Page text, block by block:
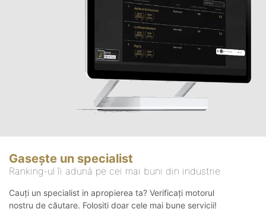
Gasește un specialist
Ranking-ul îi adună pe cei mai buni din industrie
Cauți un specialist in apropierea ta? Verificați motorul
nostru de căutare. Folosiți doar cele mai bune servicii!